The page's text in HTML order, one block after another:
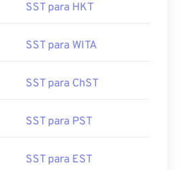
SST para HKT
SST para WITA
SST para ChST
SST para PST
SST para EST